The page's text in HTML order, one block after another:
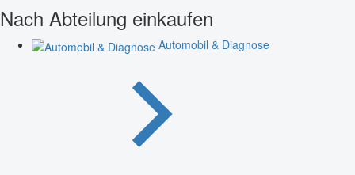
Nach Abteilung einkaufen
Automobil & Diagnose